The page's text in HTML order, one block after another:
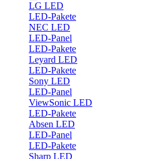
LG LED
LED-Pakete
NEC LED
LED-Panel
LED-Pakete
Leyard LED
LED-Pakete
Sony LED
LED-Panel
ViewSonic LED
LED-Pakete
Absen LED
LED-Panel
LED-Pakete
Sharp LED